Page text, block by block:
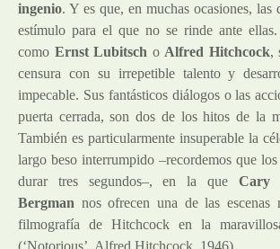
ingenio. Y es que, en muchas ocasiones, las
estímulo para el que no se rinde ante ellas.
como Ernst Lubitsch o Alfred Hitchcock,
censura con su irrepetible talento y
impecable. Sus fantásticos diálogos o las
puerta cerrada, son dos de los hitos de la
También es particularmente insuperable la
largo beso interrumpido –recordemos que
durar tres segundos–, en la que Cary
Bergman nos ofrecen una de las escenas
filmografía de Hitchcock en la